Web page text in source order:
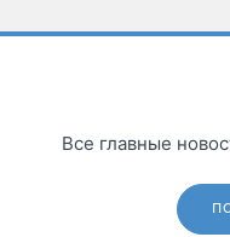
Все главные